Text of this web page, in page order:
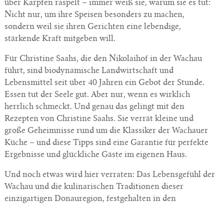
über Karpfen raspelt – immer weiß sie, warum sie es tut:
Nicht nur, um ihre Speisen besonders zu machen,
sondern weil sie ihren Gerichten eine lebendige,
stärkende Kraft mitgeben will.
Für Christine Saahs, die den Nikolaihof in der Wachau
führt, sind biodynamische Landwirtschaft und
Lebensmittel seit über 40 Jahren ein Gebot der Stunde.
Essen tut der Seele gut. Aber nur, wenn es wirklich
herrlich schmeckt. Und genau das gelingt mit den
Rezepten von Christine Saahs. Sie verrät kleine und
große Geheimnisse rund um die Klassiker der Wachauer
Küche – und diese Tipps sind eine Garantie für perfekte
Ergebnisse und glückliche Gäste im eigenen Haus.
Und noch etwas wird hier verraten: Das Lebensgefühl der
Wachau und die kulinarischen Traditionen dieser
einzigartigen Donauregion, festgehalten in den